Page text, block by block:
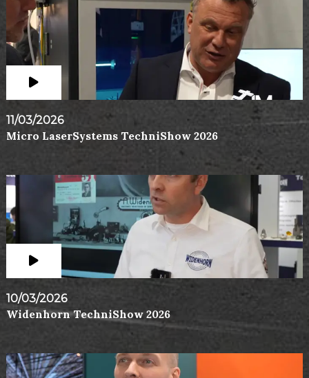
11/03/2026
Micro LaserSystems TechniShow 2026
10/03/2026
Widenhorn TechniShow 2026